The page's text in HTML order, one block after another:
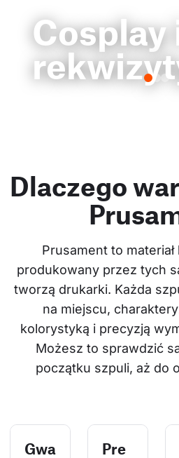
Cosplay
Dlaczego
Prusament to
produkowany przez tych
tworzą drukarki. Każda
na miejscu,
kolorystyką i precyzją
Możesz to sprawdzić
początku szpuli, aż do
Gwa
Pre